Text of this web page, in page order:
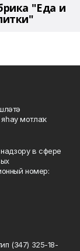
"Еда и
мотлаҡ.
в сфере
номер:
(347) 325-18-